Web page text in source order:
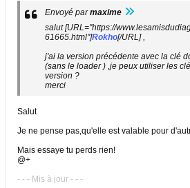
Envoyé parmaxime
salut [URL="https://
61665.html"]Rokho[/URL] ,
j'ai la version précédente avec la clé
(sans le loader ) ,je peux utiliser les
version ?
merci
Salut
Je ne pense pas,qu'elle est valable pour
Mais essaye tu perds rien!
@+
- - - Mis à jour - - -